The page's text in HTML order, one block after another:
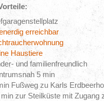
erreichbar
Haustiere
und familienfreundlich
5 min
Fußweg zu Karls
min zur Steilküste mit Zugang